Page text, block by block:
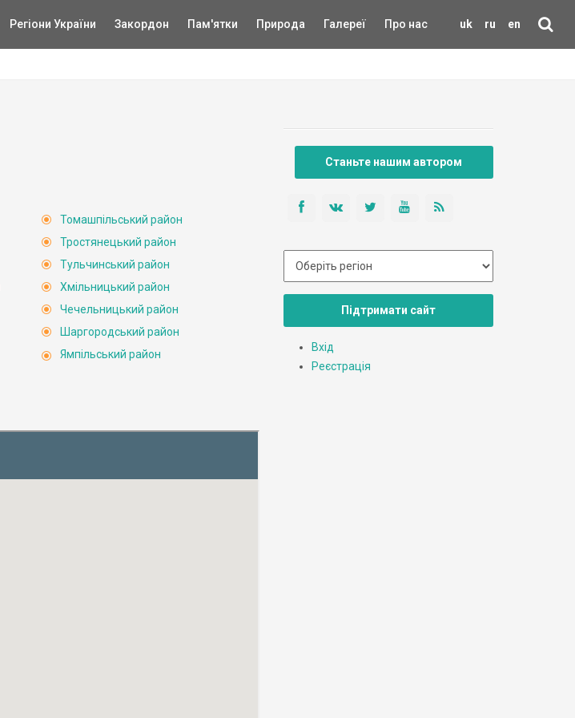
uk ru en
Регіони України Закордон Пам'ятки Природа Галереї Про нас
Томашпільський район
Тростянецький район
Тульчинський район
Хмільницький район
Чечельницький район
Шаргородський район
Ямпільський район
Станьте нашим автором
Підтримати сайт
Вхід
Реєстрація